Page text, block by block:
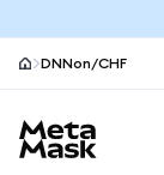
DNNon/CHF